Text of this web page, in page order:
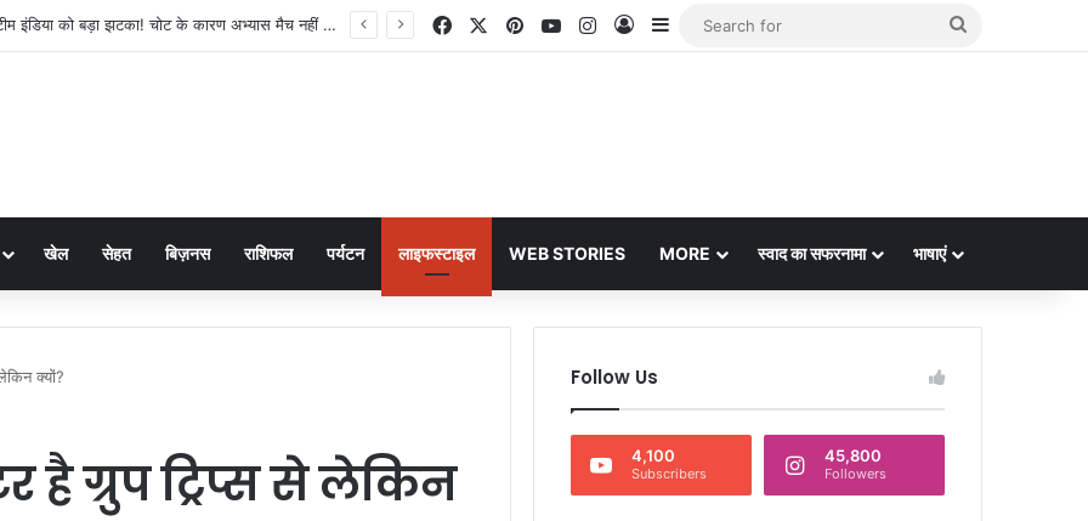
Shubman Gill: टीम इंडिया को बड़ा झटका! चोट के कारण अभ्यास मैच नहीं खेल रहे शुभमन गिल, राहुल बने कप्तान FacebookPinterestYouTubeInstagram
Log InSidebar
खेल सेहत बिज़नस राशिफल पर्यटन लाइफस्टाइल WEB STORIES MORE स्वाद का सफरनामा भाषाएं
क्यों?
है ग्रुप ट्रिप्स से लेकिन
Follow Us
4,100
Subscribers
45,800
Followers